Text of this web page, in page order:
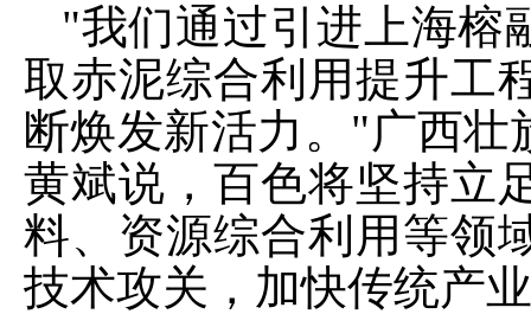
"我们通过引进上海榕
取赤泥综合利用提升工
断焕发新活力。"广西
黄斌说，百色将坚持立
料、资源综合利用等领
技术攻关，加快传统产